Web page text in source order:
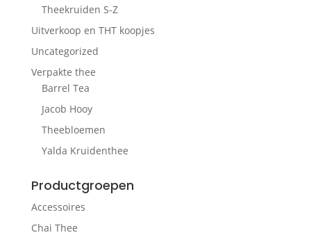
Theekruiden S-Z
Uitverkoop en THT koopjes
Uncategorized
Verpakte thee
Barrel Tea
Jacob Hooy
Theebloemen
Yalda Kruidenthee
Productgroepen
Accessoires
Chai Thee